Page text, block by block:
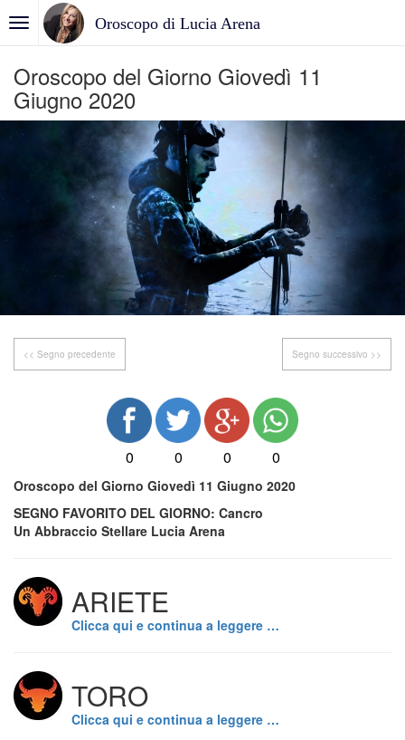
Oroscopo di Lucia Arena
Oroscopo del Giorno Giovedì 11
Giugno 2020
<< Segno precedente Segno successivo >>
0 0 0 0
Oroscopo del Giorno Giovedì 11 Giugno 2020
SEGNO FAVORITO DEL GIORNO: Cancro
Un Abbraccio Stellare Lucia Arena
ARIETE
Clicca qui e continua a leggere …
TORO
Clicca qui e continua a leggere …